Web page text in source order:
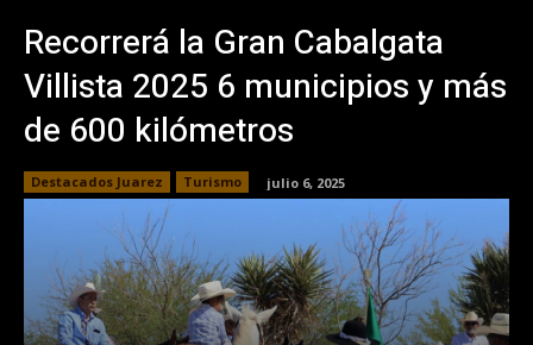
Recorrerá la Gran Cabalgata
Villista 2025 6 municipios y más
de 600 kilómetros
Destacados Juarez Turismo julio 6, 2025